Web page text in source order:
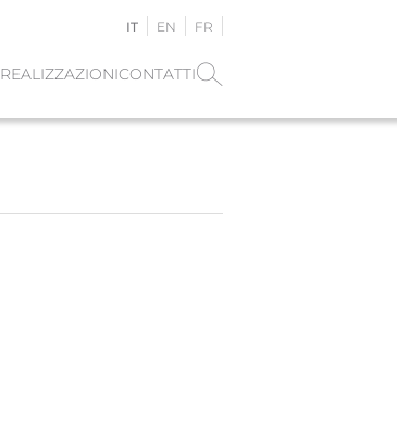
IT EN FR
REALIZZAZIONICONTATTI